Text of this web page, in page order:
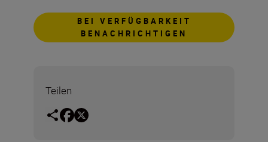
BEI VERFÜGBARKEIT
BENACHRICHTIGEN
Teilen